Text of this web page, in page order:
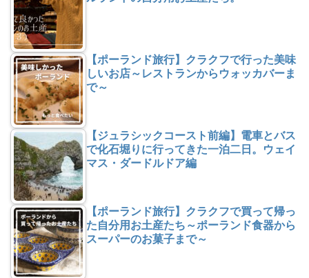
【ポーランド旅行】クラクフで行った美味
しいお店～レストランからウォッカバーま
で～
【ジュラシックコースト前編】電車とバス
で化石堀りに行ってきた一泊二日。ウェイ
マス・ダードルドア編
【ポーランド旅行】クラクフで買って帰っ
た自分用お土産たち～ポーランド食器から
スーパーのお菓子まで～